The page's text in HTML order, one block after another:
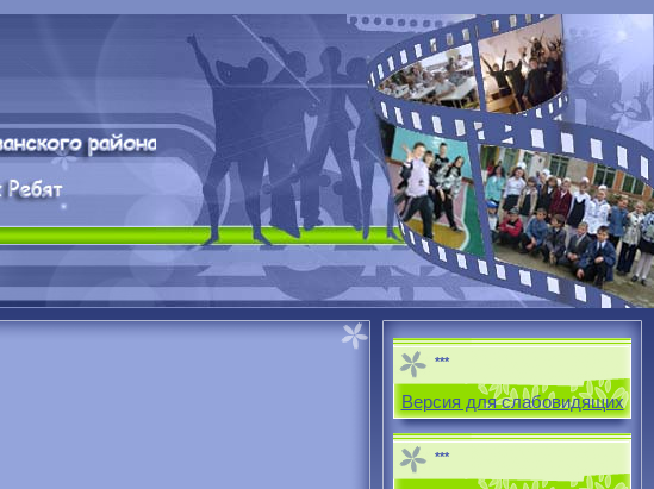
***
Версия для слабовидящих
***